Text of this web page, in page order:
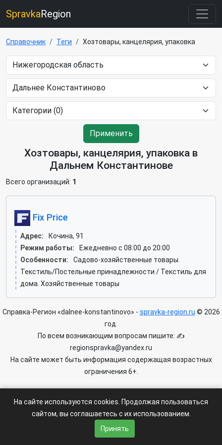
SpravkaRegion
Справочник Теги Хозтовары, канцелярия, упаковка
Применить
Хозтовары, канцелярия, упаковка в
Дальнем Константинове
Всего организаций: 1
Fix Price
Адрес:
Кочина, 91
Режим работы:
Ежедневно с 08:00 до 20:00
Особенности:
Садово-хозяйственные товары.
Текстиль/Постельные принадлежности / Текстиль для
дома. Хозяйственные товары
Справка-Регион «dalnee-konstantinovo» - spravka-region.ru © 2026
год.
По всем возникающим вопросам пишите: ✍
regionspravka@yandex.ru
На сайте может быть информация содержащая возрастных
ограничения 6+.
|Условия доступа к сайту
На сайте используются cookies. Продолжая пользоваться
сайтом, вы соглашаетесь с их использованием.
Принять